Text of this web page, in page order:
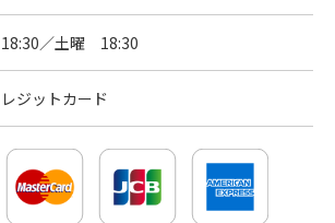
／土曜 18:30
ジットカード